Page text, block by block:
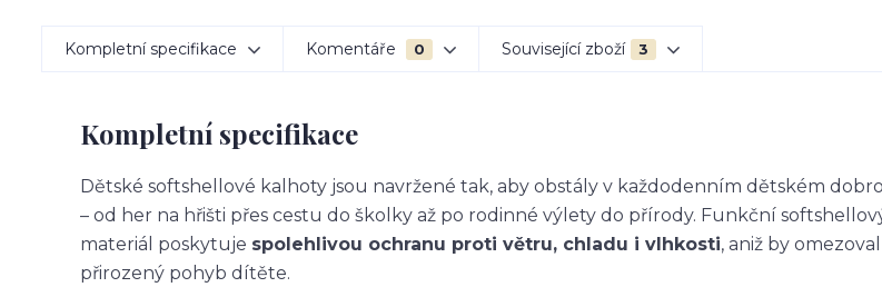
Kompletní specifikace Komentáře 0 Související zboží 3
Kompletní specifikace
Dětské softshellové kalhoty jsou navržené tak, aby obstály v každodenním dětském
– od her na hřišti přes cestu do školky až po rodinné výlety do přírody. Funkční
materiál poskytuje spolehlivou ochranu proti větru, chladu i vlhkosti, aniž by omezoval
přirozený pohyb dítěte.